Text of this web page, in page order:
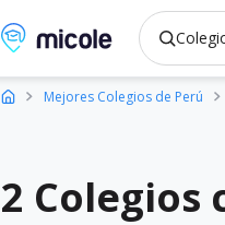
Micole, buscador de
Mejores Colegios de Perú
2 Colegios